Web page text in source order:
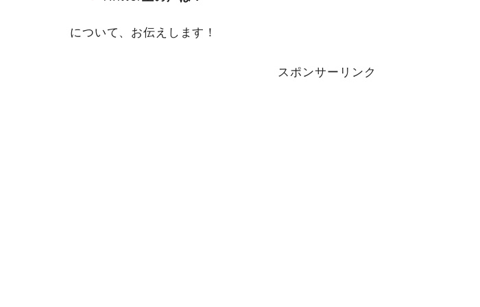
について、お伝えします！
スポンサーリンク